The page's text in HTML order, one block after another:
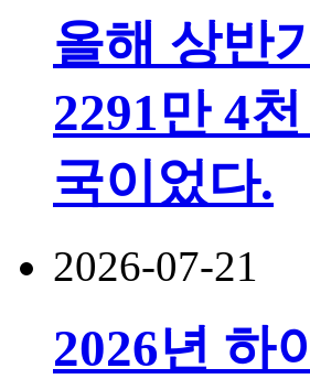
올해 상반
2291만 4
국이었다.
2026-07-21
2026년 하